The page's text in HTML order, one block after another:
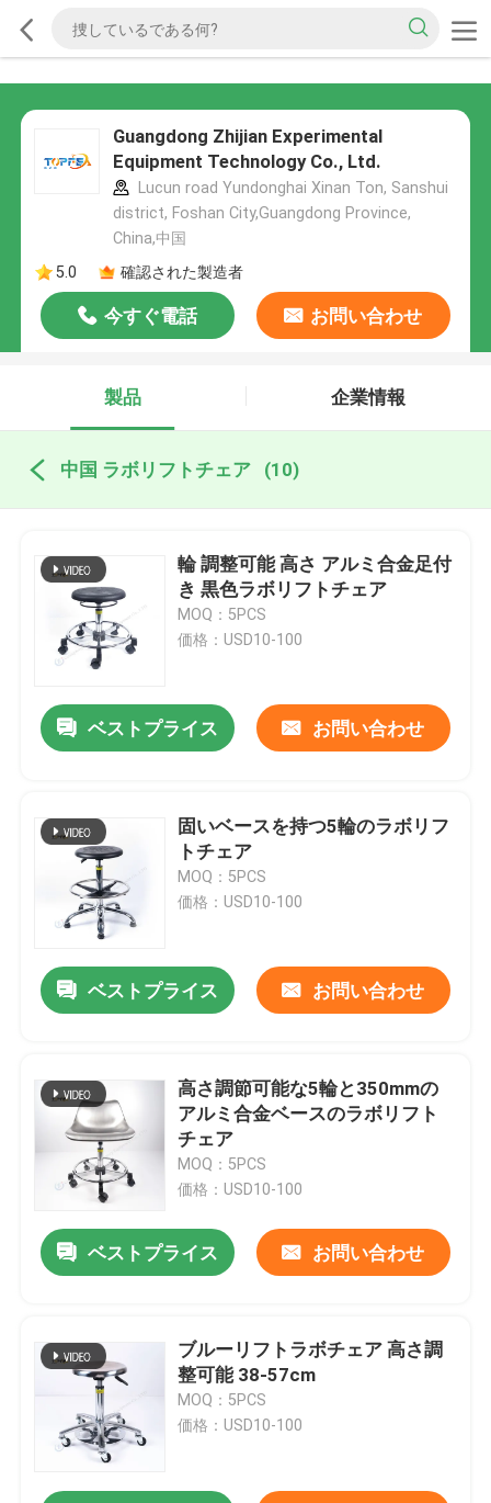
Guangdong Zhijian Experimental
Equipment Technology Co., Ltd.
Lucun road Yundonghai Xinan Ton, Sanshui
district, Foshan City,Guangdong Province,
China,中国
5.0
確認された製造者
今すぐ電話 お問い合わせ
製品 企業情報
中国 ラボリフトチェア (10)
輪 調整可能 高さ アルミ合金足付
き 黒色ラボリフトチェア
MOQ：5PCS
価格：USD10-100
ベストプライス お問い合わせ
固いベースを持つ5輪のラボリフ
トチェア
MOQ：5PCS
価格：USD10-100
ベストプライス お問い合わせ
高さ調節可能な5輪と350mmの
アルミ合金ベースのラボリフト
チェア
MOQ：5PCS
価格：USD10-100
ベストプライス お問い合わせ
ブルーリフトラボチェア 高さ調
整可能 38-57cm
MOQ：5PCS
価格：USD10-100